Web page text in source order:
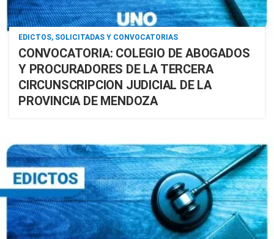
EDICTOS, SOLICITADAS Y CONVOCATORIAS
CONVOCATORIA: COLEGIO DE ABOGADOS
Y PROCURADORES DE LA TERCERA
CIRCUNSCRIPCION JUDICIAL DE LA
PROVINCIA DE MENDOZA